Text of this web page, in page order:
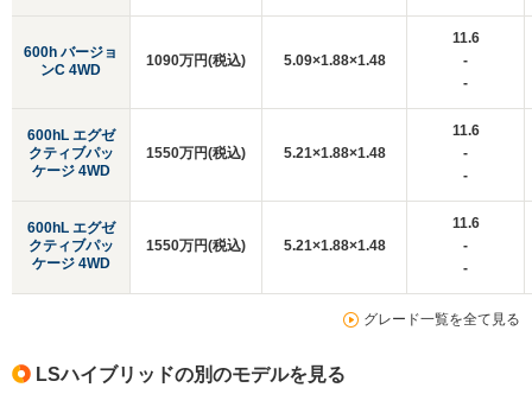
600h バージョ
ンC 4WD
600hL エグゼ
クティブパッ
ケージ 4WD
600hL エグゼ
クティブパッ
ケージ 4WD
1090万円(税込) 5.09×1.88×1.48
11.6
-
-
1550万円(税込) 5.21×1.88×1.48
11.6
-
-
1550万円(税込) 5.21×1.88×1.48
11.6
-
-
グレード一覧を全て見る
LSハイブリッドの別のモデルを見る